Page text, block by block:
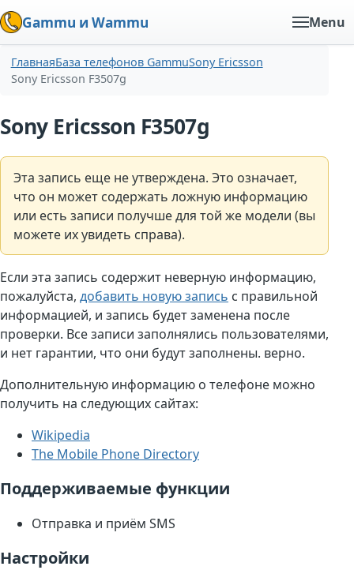
Gammu и Wammu Menu
ГлавнаяБаза телефонов GammuSony Ericsson
Sony Ericsson F3507g
Sony Ericsson F3507g
Эта запись еще не утверждена. Это означает,
что он может содержать ложную информацию
или есть записи получше для той же модели (вы
можете их увидеть справа).
Если эта запись содержит неверную информацию,
пожалуйста, добавить новую запись с правильной
информацией, и запись будет заменена после
проверки. Все записи заполнялись пользователями,
и нет гарантии, что они будут заполнены. верно.
Дополнительную информацию о телефоне можно
получить на следующих сайтах:
Wikipedia
The Mobile Phone Directory
Поддерживаемые функции
Отправка и приём SMS
Настройки